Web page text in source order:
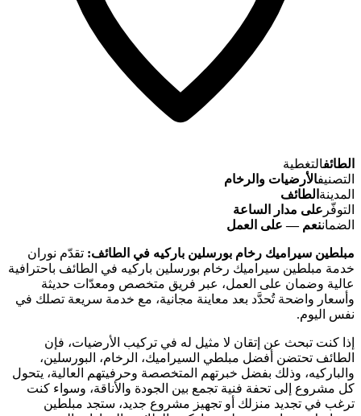
الطائفالتغطية
التصنيفالأرضيات والرخام
المدينة الطائف
التوفّر على مدار الساعة
الضماننعم — على العمل
مبلطين سيراميك رخام بورسلين باركيه في الطائف: تقدّم نوران
خدمة مبلطين سيراميك رخام بورسلين باركيه في الطائف باحترافية
عالية وضمان على العمل، عبر فريق متخصص ومعدّات حديثة
وأسعار واضحة تُحدَّد بعد معاينة مجانية، مع خدمة سريعة تصلك في
نفس اليوم.
إذا كنت تبحث عن إتقان لا مثيل له في تركيب الأرضيات، فإن
الطائف تحتضن أفضل مبلطي السيراميك، الرخام، البورسلين،
والباركيه، وذلك بفضل خبرتهم المتخصصة وحرفيتهم العالية، يتحول
كل مشروع إلى تحفة فنية تجمع بين الجودة والأناقة، وسواء كنت
ترغب في تجديد منزلك أو تجهيز مشروع جديد، ستجد مبلطين